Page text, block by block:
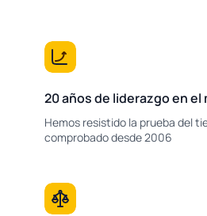
20 años de liderazgo en el
Hemos resistido la prueba del
comprobado desde 2006